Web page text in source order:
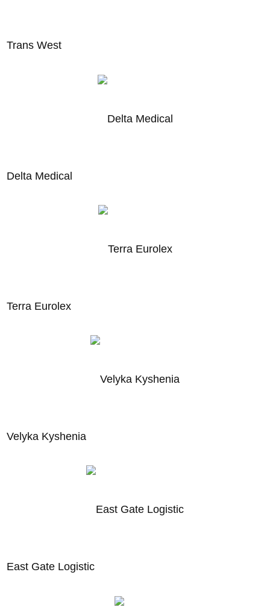
Trans West
Delta Medical
Terra Eurolex
Velyka Kyshenia
East Gate Logistic